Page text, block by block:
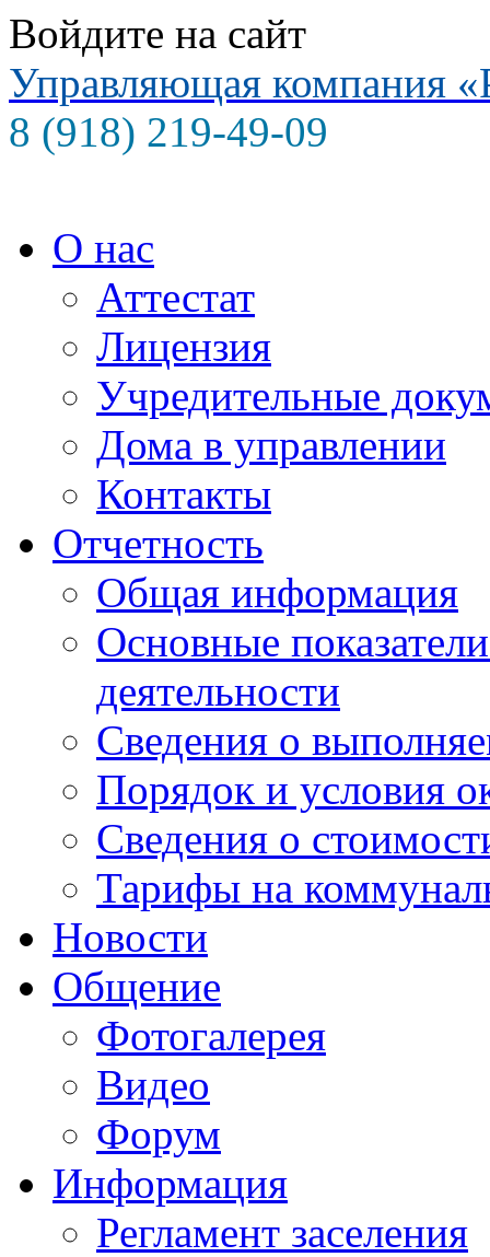
Войдите на сайт
Управляющая компания
8 (918) 219-49-09
О нас
Аттестат
Лицензия
Учредительные
Дома в управлении
Контакты
Отчетность
Общая информация
Основные
деятельности
Сведения о
Порядок и условия
Сведения о
Тарифы на
Новости
Общение
Фотогалерея
Видео
Форум
Информация
Регламент заселения